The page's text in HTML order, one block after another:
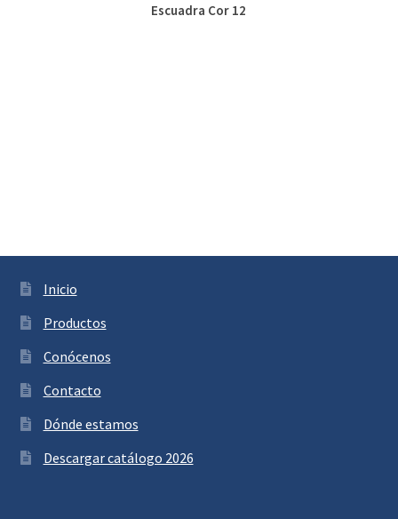
Escuadra Cor 12
Inicio
Productos
Conócenos
Contacto
Dónde estamos
Descargar catálogo 2026